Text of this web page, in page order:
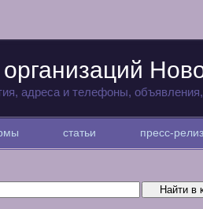
адреса и телефоны,
статьи пресс-